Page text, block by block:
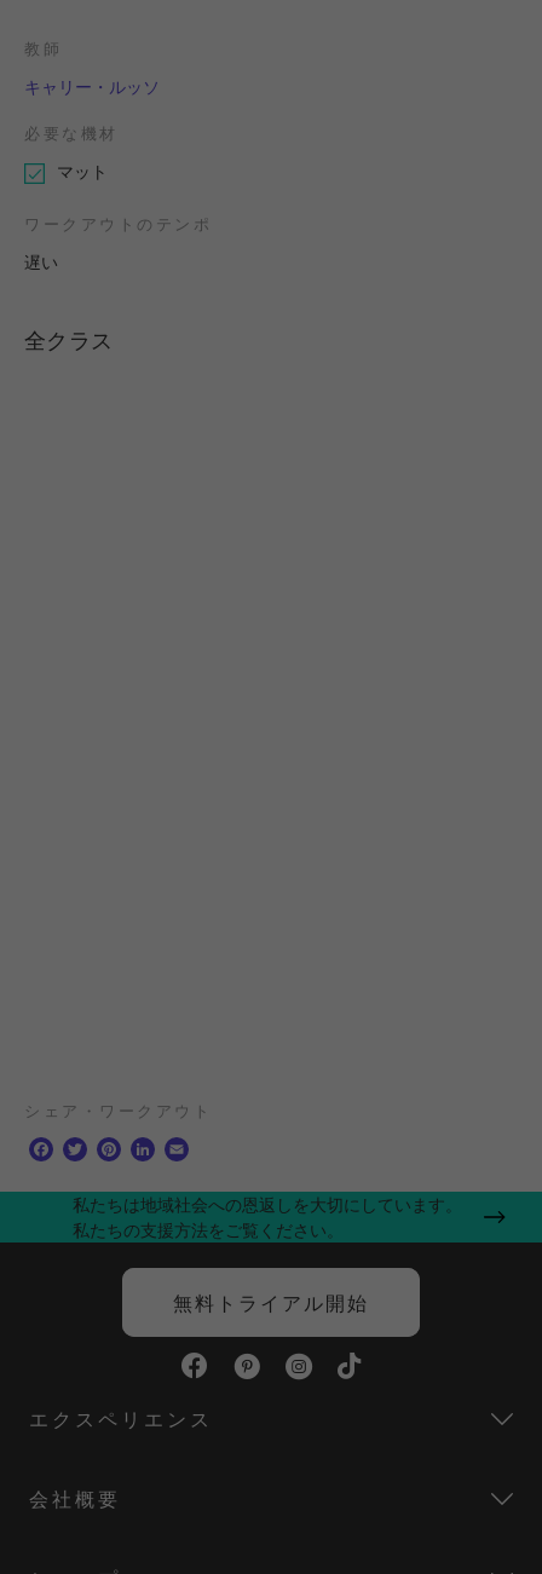
教師
キャリー・ルッソ
必要な機材
マット
ワークアウトのテンポ
遅い
全クラス
シェア・ワークアウト
F
c
b
T
i
t
t
P
n
t
e
r
t
L
n
k
e
d
a
i
l
私たちは地域社会への恩返しを大切にしています。
私たちの支援方法をご覧ください。
無料トライアル開始
エクスペリエンス
会社概要